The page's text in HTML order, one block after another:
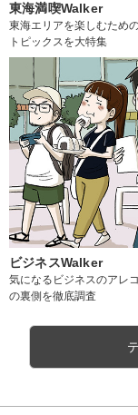
東海満喫Walker
東海エリアを楽しむため
トピックスを大特集
ビジネスWalker
気になるビジネスのアレ
の裏側を徹底調査